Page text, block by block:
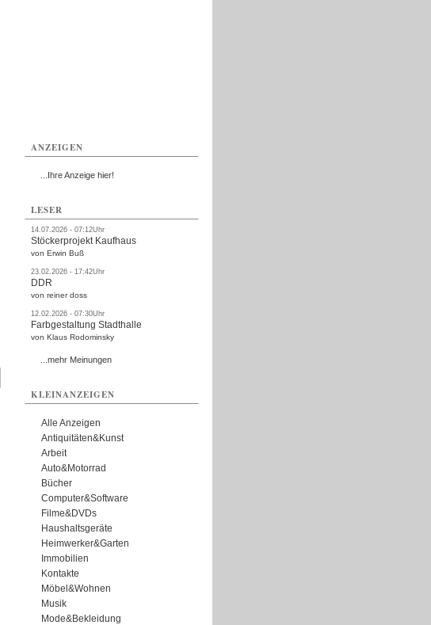
ANZEIGEN
...Ihre Anzeige hier!
LESER
14.07.2026 - 07:12Uhr
Stöckerprojekt Kaufhaus
von Erwin Buß
23.02.2026 - 17:42Uhr
DDR
von reiner doss
12.02.2026 - 07:30Uhr
Farbgestaltung Stadthalle
von Klaus Rodominsky
...mehr Meinungen
KLEINANZEIGEN
Alle Anzeigen
Antiquitäten&Kunst
Arbeit
Auto&Motorrad
Bücher
Computer&Software
Filme&DVDs
Haushaltsgeräte
Heimwerker&Garten
Immobilien
Kontakte
Möbel&Wohnen
Musik
Mode&Bekleidung